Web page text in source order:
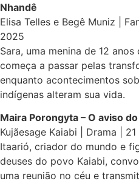
Nhandê
Elisa Telles e Begê Muniz |
2025
Sara, uma menina de 12
começa a passar pelas
enquanto acontecimentos
indígenas alteram sua vida.
Maira Porongyta – O aviso
Kujãesage Kaiabi | Drama |
Itaarió, criador do mundo e
deuses do povo Kaiabi,
uma reunião no céu e